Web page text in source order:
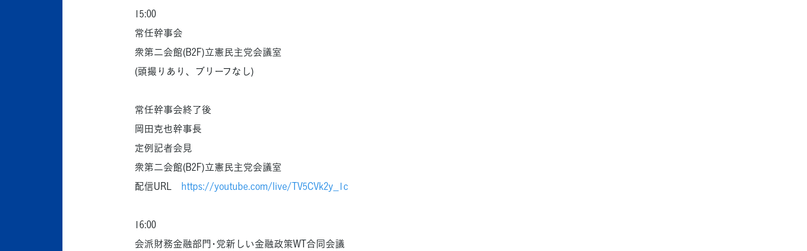
15:00
常任幹事会
衆第二会館(B2F)立憲民主党会議室
(頭撮りあり、ブリーフなし)
常任幹事会終了後
岡田克也幹事長
定例記者会見
衆第二会館(B2F)立憲民主党会議室
配信URL https://youtube.com/live/TV5CVk2y_1c
16:00
会派財務金融部門･党新しい金融政策WT合同会議